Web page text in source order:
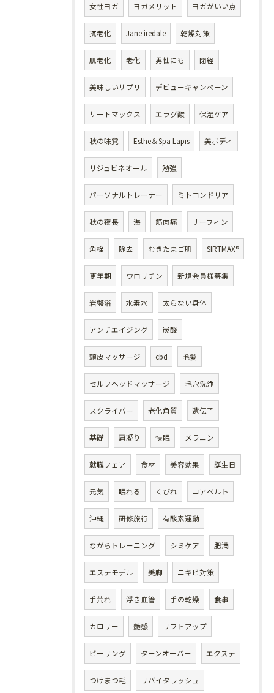
女性ヨガ ヨガメリット ヨガがいい点
抗老化 Jane iredale 乾燥対策
肌老化 老化 男性にも 閉経
美味しいサプリ デビューキャンペーン
サートマックス エラグ酸 保湿ケア
秋の味覚 Esthe＆Spa Lapis 美ボディ
リジュビネオール 勉強
パーソナルトレーナー ミトコンドリア
秋の夜長 海 筋肉痛 サーフィン
角栓 除去 むきたまご肌 SIRTMAX®
更年期 ウロリチン 新規会員様募集
岩盤浴 水素水 太らない身体
アンチエイジング 炭酸
頭皮マッサージ cbd 毛髪
セルフヘッドマッサージ 毛穴洗浄
スクライバー 老化角質 遺伝子
基礎 肩凝り 快眠 メラニン
就職フェア 食材 美容効果 誕生日
元気 眠れる くびれ コアベルト
沖縄 研修旅行 有酸素運動
ながらトレーニング シミケア 肥満
エステモデル 美脚 ニキビ対策
手荒れ 浮き血管 手の乾燥 食事
カロリー 艶感 リフトアップ
ピーリング ターンオーバー エクステ
つけまつ毛 リバイタラッシュ